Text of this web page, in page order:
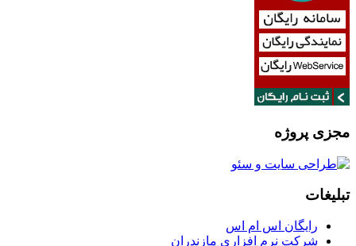
مجزی پروژه
تبلیغات
رایگان اس ام اس
شرکت نرم افزاری مازندران